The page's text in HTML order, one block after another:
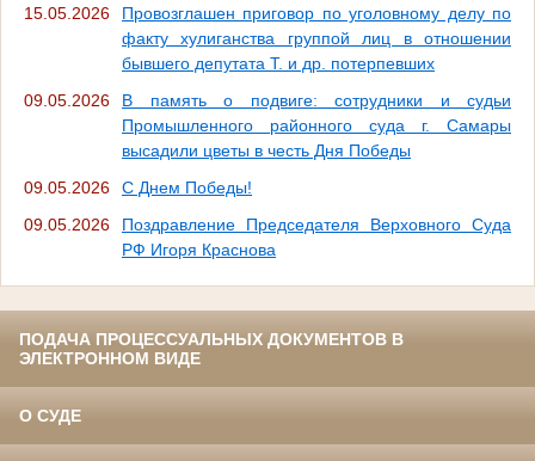
15.05.2026
Провозглашен приговор по уголовному делу по
факту хулиганства группой лиц в отношении
бывшего депутата Т. и др. потерпевших
09.05.2026
В память о подвиге: сотрудники и судьи
Промышленного районного суда г. Самары
высадили цветы в честь Дня Победы
09.05.2026
С Днем Победы!
09.05.2026
Поздравление Председателя Верховного Суда
РФ Игоря Краснова
ПОДАЧА ПРОЦЕССУАЛЬНЫХ ДОКУМЕНТОВ В
ЭЛЕКТРОННОМ ВИДЕ
О СУДЕ